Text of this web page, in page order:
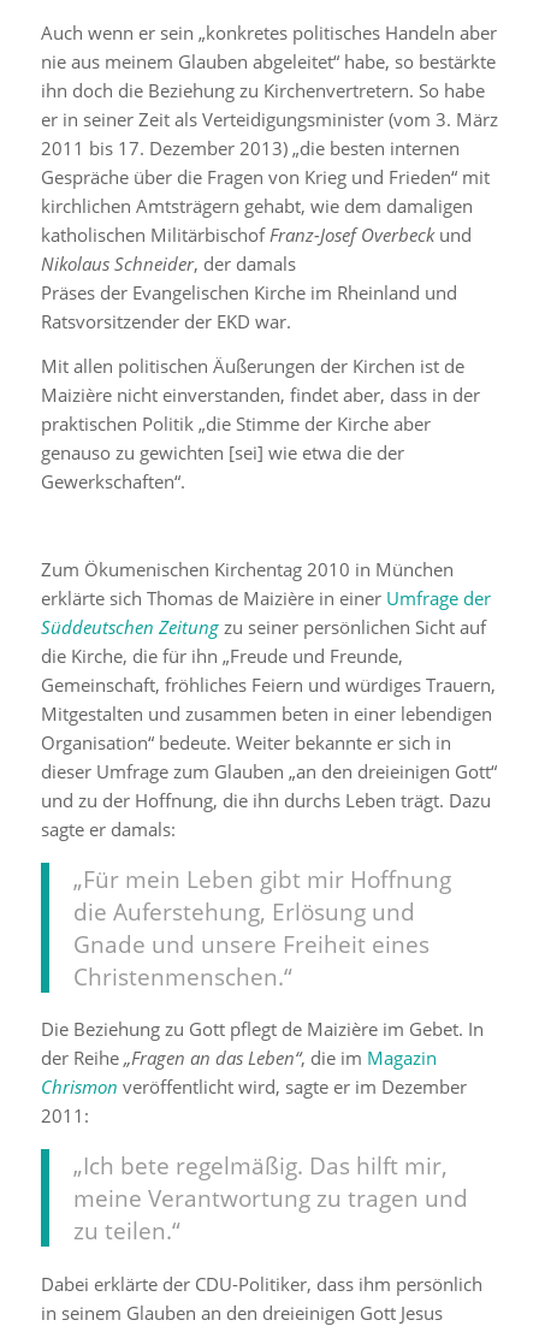
Auch wenn er sein „konkretes politisches Handeln aber
nie aus meinem Glauben abgeleitet“ habe, so bestärkte
ihn doch die Beziehung zu Kirchenvertretern. So habe
er in seiner Zeit als Verteidigungsminister (vom 3. März
2011 bis 17. Dezember 2013) „die besten internen
Gespräche über die Fragen von Krieg und Frieden“ mit
kirchlichen Amtsträgern gehabt, wie dem damaligen
katholischen Militärbischof Franz-Josef Overbeck und
Nikolaus Schneider, der damals
Präses der Evangelischen Kirche im Rheinland und
Ratsvorsitzender der EKD war.
Mit allen politischen Äußerungen der Kirchen ist de
Maizière nicht einverstanden, findet aber, dass in der
praktischen Politik „die Stimme der Kirche aber
genauso zu gewichten [sei] wie etwa die der
Gewerkschaften“.
Zum Ökumenischen Kirchentag 2010 in München
erklärte sich Thomas de Maizière in einer Umfrage der
Süddeutschen Zeitungzu seiner persönlichen Sicht auf
die Kirche, die für ihn „Freude und Freunde,
Gemeinschaft, fröhliches Feiern und würdiges Trauern,
Mitgestalten und zusammen beten in einer lebendigen
Organisation“ bedeute. Weiter bekannte er sich in
dieser Umfrage zum Glauben „an den dreieinigen Gott“
und zu der Hoffnung, die ihn durchs Leben trägt. Dazu
sagte er damals:
„Für mein Leben gibt mir Hoffnung
die Auferstehung, Erlösung und
Gnade und unsere Freiheit eines
Christenmenschen.“
Die Beziehung zu Gott pflegt de Maizière im Gebet. In
der Reihe „Fragen an das Leben“, die im Magazin
Chrismon veröffentlicht wird, sagte er im Dezember
2011:
„Ich bete regelmäßig. Das hilft mir,
meine Verantwortung zu tragen und
zu teilen.“
Dabei erklärte der CDU-Politiker, dass ihm persönlich
in seinem Glauben an den dreieinigen Gott Jesus